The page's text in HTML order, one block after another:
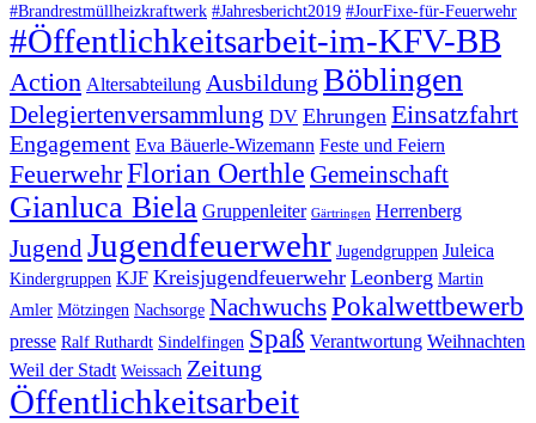
#Brandrestmüllheizkraftwerk #Jahresbericht2019 #JourFixe-für-Feuerwehr
#Öffentlichkeitsarbeit-im-KFV-BB
Action Altersabteilung Ausbildung Böblingen
Delegiertenversammlung DV Ehrungen Einsatzfahrt
Engagement Eva Bäuerle-Wizemann Feste und Feiern
FeuerwehrFlorian Oerthle Gemeinschaft
Gianluca Biela Gruppenleiter Gärtringen Herrenberg
JugendJugendfeuerwehr Jugendgruppen Juleica
Kindergruppen KJF Kreisjugendfeuerwehr Leonberg Martin
Amler Mötzingen Nachsorge NachwuchsPokalwettbewerb
presse Ralf Ruthardt Sindelfingen Spaß Verantwortung Weihnachten
Weil der Stadt Weissach Zeitung
Öffentlichkeitsarbeit